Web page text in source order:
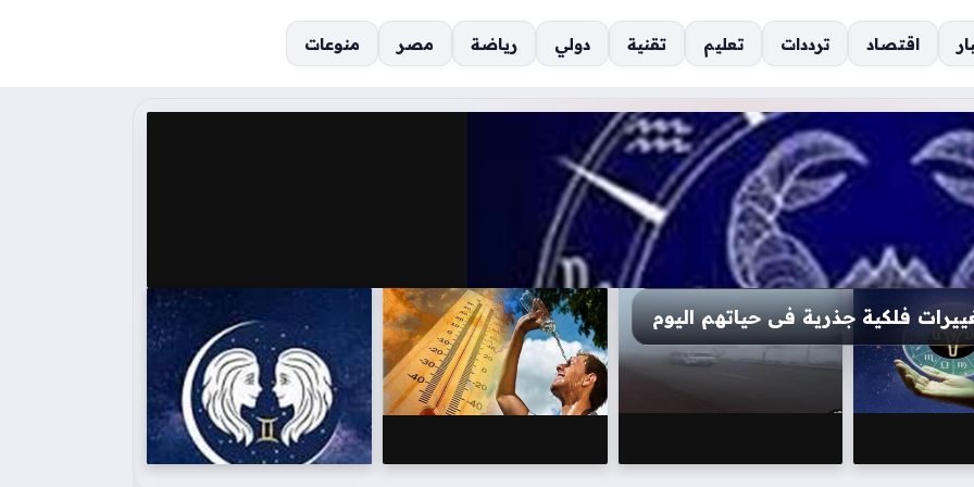
اقتصاد ترددات تعليم تقنية دولي رياضة مصر منوعات
عن تحولات مالية غير متوقعة اليوم